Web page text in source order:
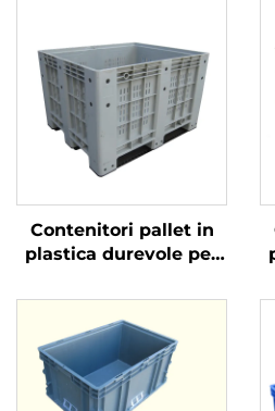
Contenitori pallet in
plastica durevole per
immagazzinamento
efficienti